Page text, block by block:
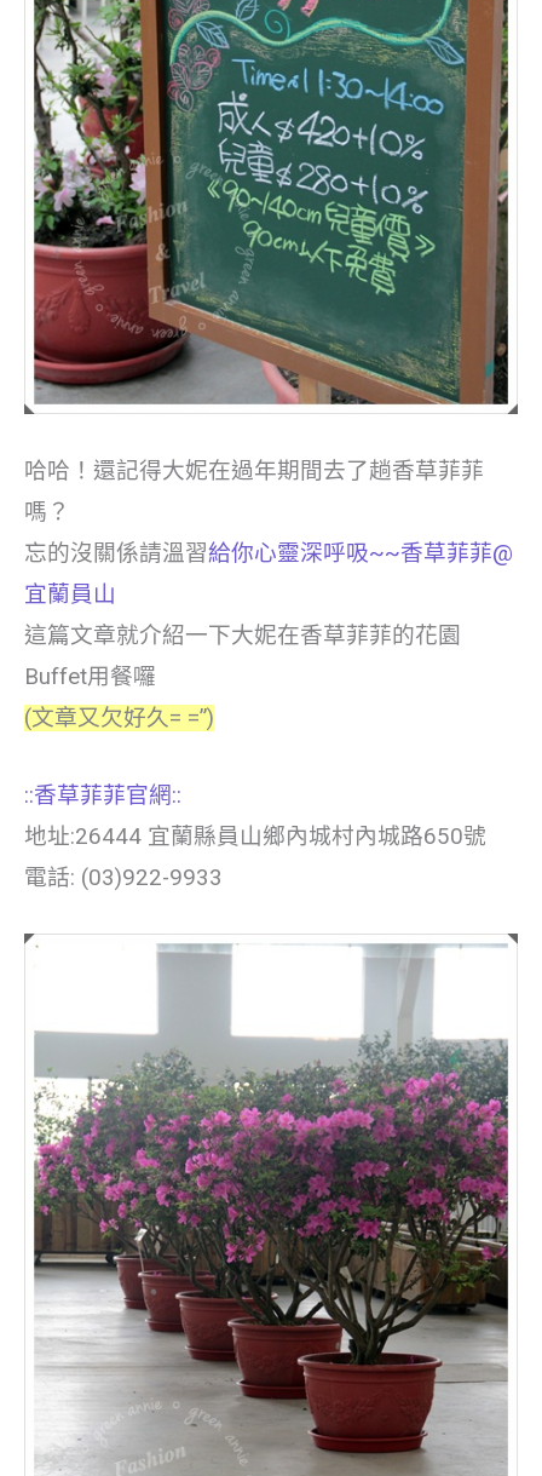
哈哈！還記得大妮在過年期間去了趟香草菲菲
嗎？
忘的沒關係請溫習給你心靈深呼吸~~香草菲菲@
宜蘭員山
這篇文章就介紹一下大妮在香草菲菲的花園
Buffet用餐囉
(文章又欠好久= =”)
::香草菲菲官網::
地址:26444 宜蘭縣員山鄉內城村內城路650號
電話: (03)922-9933